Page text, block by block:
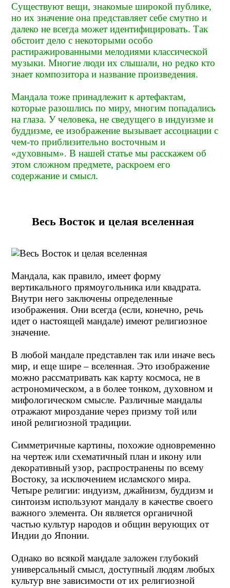
Существуют вещи, знакомые широкой публике,
но их значение она представляет себе смутно и
далеко не всегда может идентифицировать. Так
обстоит дело с некоторыми особо
растиражированными мелодиями классической
музыки. Многие люди их слышали, но редко кто
знает композитора и название произведения.
Мандала тоже принадлежит к артефактам,
которые разошлись по миру, многим попадались
на глаза. У человека, не сведущего в индуизме и
буддизме, ее изображение вызывает ассоциации с
чем-то приблизительно восточным и
«духовным». В нашей статье мы расскажем об
этом сложном предмете, раскроем его
содержание и смысл.
Весь Восток и целая вселенная
Мандала, как правило, имеет форму
вертикального прямоугольника или квадрата.
Внутри него заключены определенные
изображения. Они всегда (если, конечно, речь
идет о настоящей мандале) имеют религиозное
значение.
В любой мандале представлен так или иначе весь
мир, и еще шире – вселенная. Это изображение
можно рассматривать как карту космоса, не в
астрономическом, а в более тонком, духовном и
мифологическом смысле. Различные мандалы
отражают мироздание через призму той или
иной религиозной традиции.
Симметричные картины, похожие одновременно
на чертеж или схематичный план и икону или
декоративный узор, распространены по всему
Востоку, за исключением исламского мира.
Четыре религии: индуизм, джайнизм, буддизм и
синтоизм используют мандалу в качестве своего
важного элемента. Он является органичной
частью культур народов и общин верующих от
Индии до Японии.
Однако во всякой мандале заложен глубокий
универсальный смысл, доступный людям любых
культур вне зависимости от их религиозной